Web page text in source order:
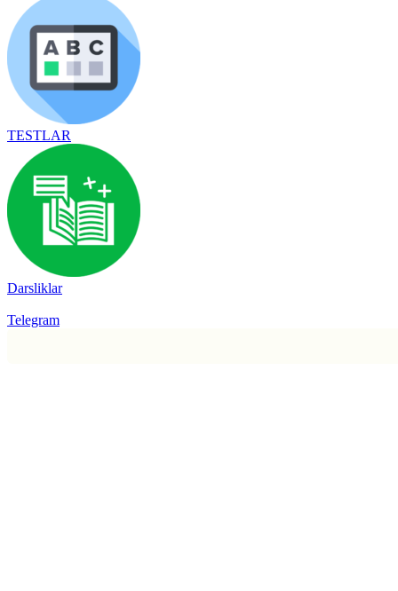
TESTLAR
Darsliklar
Telegram